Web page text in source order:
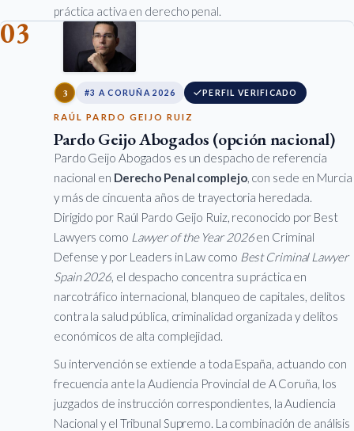
práctica activa en derecho penal.
03
3 #3 A CORUÑA 2026 PERFIL VERIFICADO
RAÚL PARDO GEIJO RUIZ
Pardo Geijo Abogados (opción nacional)
Pardo Geijo Abogados es un despacho de referencia
nacional en Derecho Penal complejo, con sede en Murcia
y más de cincuenta años de trayectoria heredada.
Dirigido por Raúl Pardo Geijo Ruiz, reconocido por Best
Lawyers como Lawyer of the Year 2026en Criminal
Defense y por Leaders in Law como Best Criminal Lawyer
Spain 2026, el despacho concentra su práctica en
narcotráfico internacional, blanqueo de capitales, delitos
contra la salud pública, criminalidad organizada y delitos
económicos de alta complejidad.
Su intervención se extiende a toda España, actuando con
frecuencia ante la Audiencia Provincial de A Coruña, los
juzgados de instrucción correspondientes, la Audiencia
Nacional y el Tribunal Supremo. La combinación de análisis